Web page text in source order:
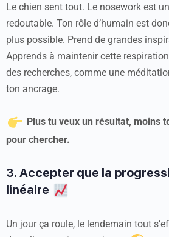
Le chien sent tout. Le nosework est
redoutable. Ton rôle d’humain est
plus possible. Prend de grandes
Apprends à maintenir cette
des recherches, comme une
ton ancrage.
Plus tu veux un résultat, moins
pour chercher.
3. Accepter que la
linéaire
Un jour ça roule, le lendemain tout